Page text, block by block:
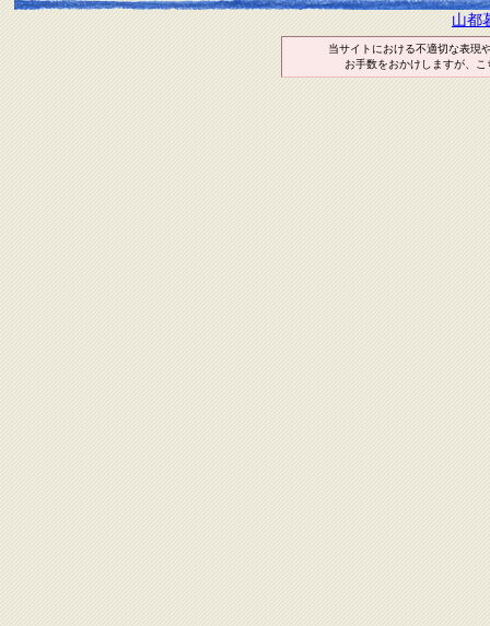
山都
当サイトにおける不適切な表現
お手数をおかけしますが、こ